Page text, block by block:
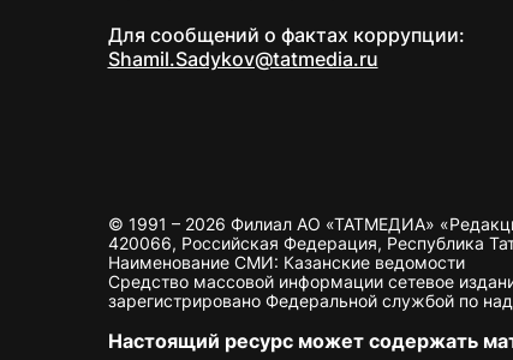
Для сообщений о фактах коррупции:
Shamil.Sadykov@tatmedia.ru
© 1991 – 2026 Филиал АО «ТАТМЕДИА»
420066, Российская Федерация, Республика
Наименование СМИ: Казанские ведомости
Средство массовой информации сетевое
зарегистрировано Федеральной службой по
Настоящий ресурс может содержать